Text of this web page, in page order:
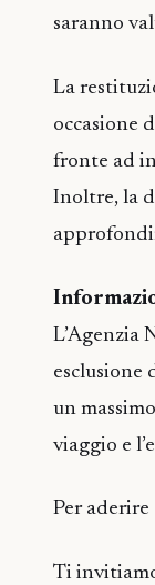
saranno
La
occasione
fronte ad
Inoltre, la
L’Agenzia
esclusione
un
viaggio e
Per
Ti